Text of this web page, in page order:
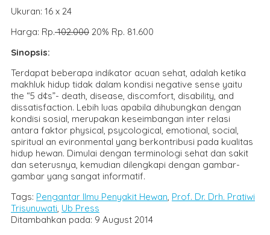
Ukuran: 16 x 24
Harga: Rp.102.000 20% Rp. 81.600
Sinopsis:
Terdapat beberapa indikator acuan sehat, adalah ketika
makhluk hidup tidak dalam kondisi negative sense yaitu
the “5 d¢s”- death, disease, discomfort, disability, and
dissatisfaction. Lebih luas apabila dihubungkan dengan
kondisi sosial, merupakan keseimbangan inter relasi
antara faktor physical, psycological, emotional, social,
spiritual an evironmental yang berkontribusi pada kualitas
hidup hewan. Dimulai dengan terminologi sehat dan sakit
dan seterusnya, kemudian dilengkapi dengan gambar-
gambar yang sangat informatif.
Tags: Pengantar Ilmu Penyakit Hewan, Prof. Dr. Drh. Pratiwi
Trisunuwati, Ub Press
Ditambahkan pada: 9 August 2014